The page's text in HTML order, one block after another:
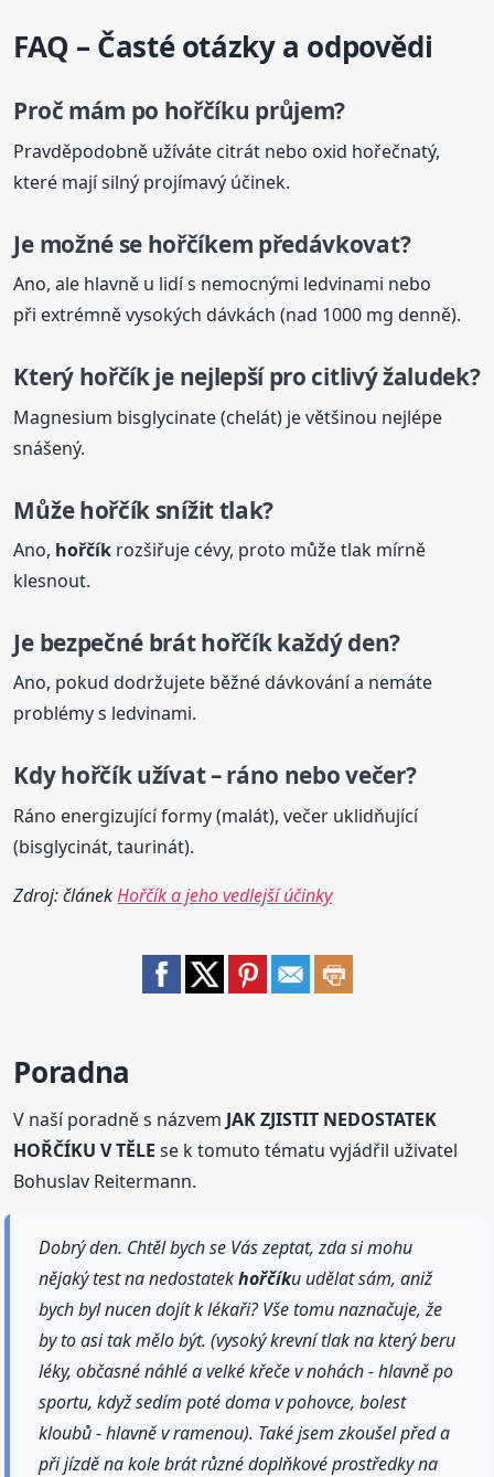
FAQ – Časté otázky a odpovědi
Proč mám po hořčíku průjem?
Pravděpodobně užíváte citrát nebo oxid hořečnatý,
které mají silný projímavý účinek.
Je možné se hořčíkem předávkovat?
Ano, ale hlavně u lidí s nemocnými ledvinami nebo
při extrémně vysokých dávkách (nad 1000 mg denně).
Který hořčíkje nejlepší pro citlivý žaludek?
Magnesium bisglycinate (chelát) je většinou nejlépe
snášený.
Můžehořčík snížit tlak?
Ano, hořčík rozšiřuje cévy, proto může tlak mírně
klesnout.
Je bezpečné bráthořčíkkaždý den?
Ano, pokud dodržujete běžné dávkování a nemáte
problémy s ledvinami.
Kdyhořčíkužívat – ráno nebo večer?
Ráno energizující formy (malát), večer uklidňující
(bisglycinát, taurinát).
Zdroj: článekHořčík a jeho vedlejší účinky
Poradna
V naší poradně s názvem JAK ZJISTIT NEDOSTATEK
HOŘČÍKU V TĚLE se k tomuto tématu vyjádřil uživatel
Bohuslav Reitermann.
Dobrý den. Chtěl bych se Vás zeptat, zda si mohu
nějaký test na nedostatekhořčíku udělat sám, aniž
bych byl nucen dojít k lékaři? Vše tomu naznačuje, že
by to asi tak mělo být. (vysoký krevní tlak na který beru
léky, občasné náhlé a velké křeče v nohách - hlavně po
sportu, když sedím poté doma v pohovce, bolest
kloubů - hlavně v ramenou). Také jsem zkoušel před a
při jízdě na kole brát různé doplňkové prostředky na